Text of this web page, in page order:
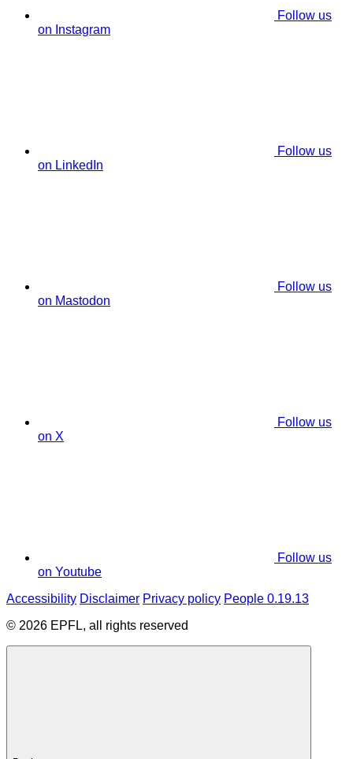
Follow us
on Instagram
Follow us
on LinkedIn
Follow us
on Mastodon
Follow us
on X
Follow us
on Youtube
Accessibility Disclaimer Privacy policy People 0.19.13
© 2026 EPFL, all rights reserved